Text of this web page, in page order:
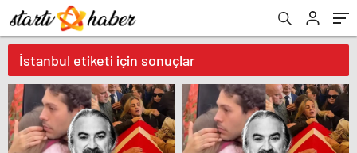
İstanbul etiketi için sonuçlar